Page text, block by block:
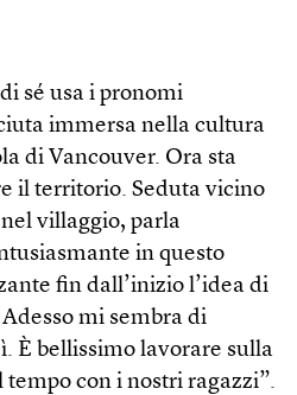
sé usa i pronomi
immersa nella cultura
di Vancouver. Ora sta
il territorio. Seduta vicino
villaggio, parla
in questo
fin dall’inizio l’idea di
mi sembra di
È bellissimo lavorare sulla
tempo con i nostri ragazzi”.